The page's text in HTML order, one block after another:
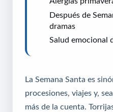
Después de
dramas
Salud emocional
La Semana Santa es
procesiones, viajes y,
más de la cuenta.